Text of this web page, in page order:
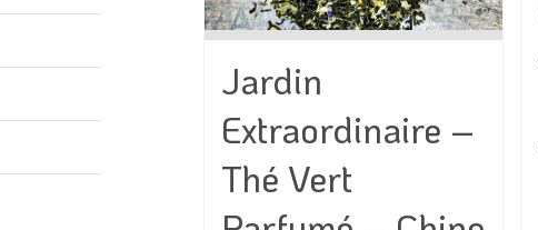
Jardin
Extraordinaire –
Thé Vert